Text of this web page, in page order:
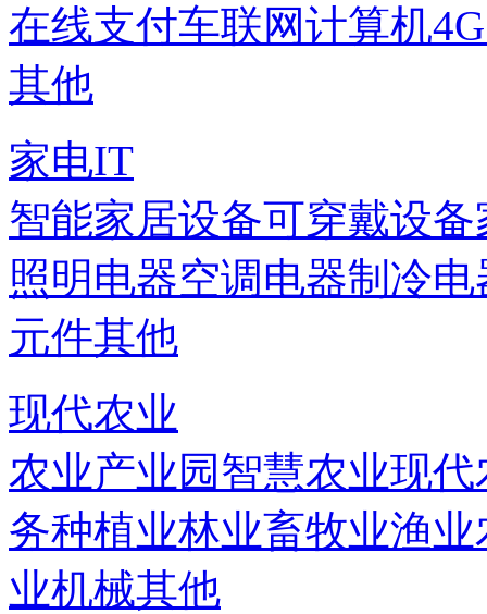
在线支付车联网计算机
其他
家电IT
智能家居设备可穿戴设备
照明电器空调电器制冷电
元件其他
现代农业
农业产业园智慧农业现代
务种植业林业畜牧业渔业
业机械其他